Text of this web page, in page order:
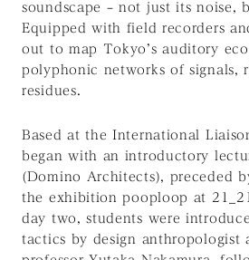
soundscape – not just its noise,
Equipped with field recorders
out to map Tokyo’s auditory
polyphonic networks of signals,
residues.
Based at the International
began with an introductory
(Domino Architects), preceded
the exhibition pooploop at
day two, students were
tactics by design anthropologist